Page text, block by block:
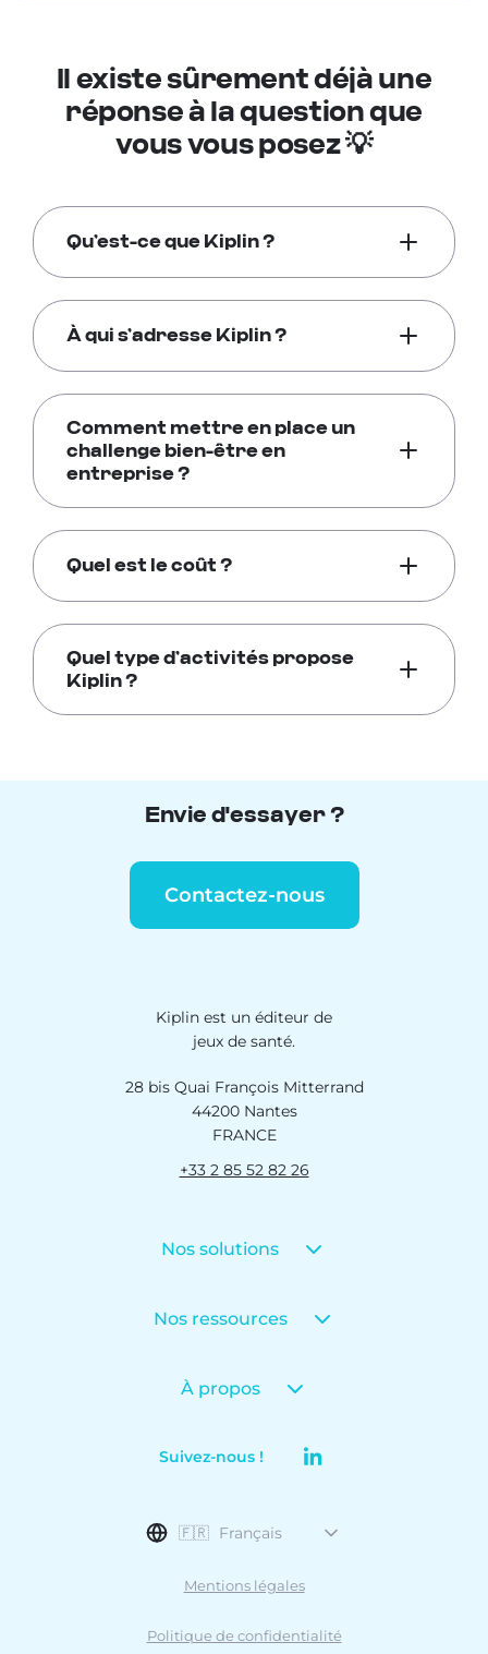
Il existe sûrement déjà une
réponse à la question que
vous vous posez 💡
Qu’est-ce que Kiplin ?
À qui s’adresse Kiplin ?
Comment mettre en place un
challenge bien-être en
entreprise ?
Quel est le coût ?
Quel type d’activités propose
Kiplin ?
Envie d'essayer ?
Contactez-nous
Kiplin est un éditeur de
jeux de santé.
28 bis Quai François Mitterrand
44200 Nantes
FRANCE
+33 2 85 52 82 26
Nos solutions
Nos ressources
À propos
Suivez-nous !
🇫🇷 Français
Mentions légales
Politique de confidentialité